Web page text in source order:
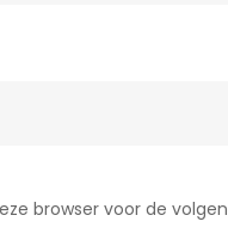
browser voor de